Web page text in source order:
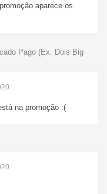
aparece os
Pago (Ex. Dois Big
na promoção :(